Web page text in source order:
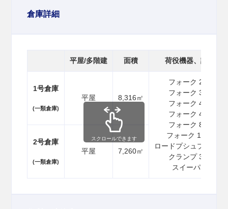
倉庫詳細
平屋/多階建 面積 荷役機器、設備
1号倉庫
(一類倉庫)
平屋 8,316㎡
フォーク 2.5t
フォーク 3.0t
フォーク 4.0t
フォーク 4.5t
フォーク 8.0t
フォーク 18.0t
ロードプシュプル 2.5t
クランプ 3.0t
スイーパー
2号倉庫
(一類倉庫)
平屋 7,260㎡
スクロールできます